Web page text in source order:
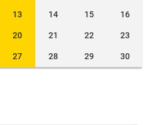
13 14 15 16
20 21 22 23
27 28 29 30